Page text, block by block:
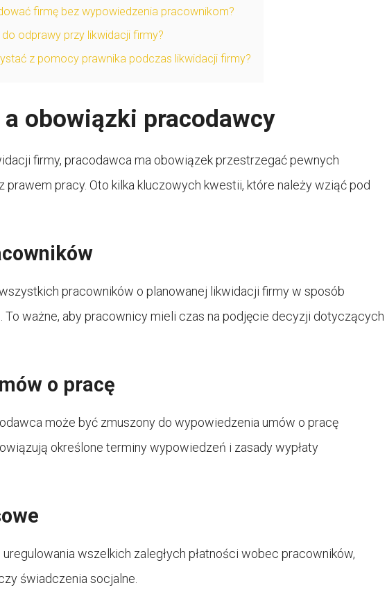
firmę bez wypowiedzenia pracownikom?
odprawy przy likwidacji firmy?
z pomocy prawnika podczas likwidacji firmy?
obowiązki pracodawcy
firmy, pracodawca ma obowiązek przestrzegać pewnych
pracy. Oto kilka kluczowych kwestii, które należy wziąć pod
pracowników o planowanej likwidacji firmy w sposób
To ważne, aby pracownicy mieli czas na podjęcie decyzji dotyczących
o pracę
może być zmuszony do wypowiedzenia umów o pracę
określone terminy wypowiedzeń i zasady wypłaty
wszelkich zaległych płatności wobec pracowników,
świadczenia socjalne.